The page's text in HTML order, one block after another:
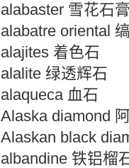
alabaster 雪花石
alabatre oriental
alajites 着色石
alalite 绿透辉石
alaqueca 血石
Alaska diamond
Alaskan black
albandine 铁铝榴